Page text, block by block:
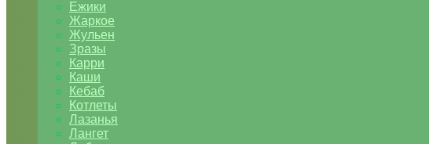
Ежики
Жаркое
Жульен
Зразы
Карри
Каши
Кебаб
Котлеты
Лазанья
Лангет